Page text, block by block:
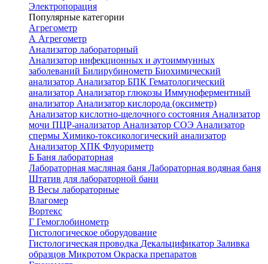
Электропорация
Популярные категории
Агрегометр
А Агрегометр
Анализатор лабораторный
Анализатор инфекционных и аутоиммунных
заболеваний Билирубинометр Биохимический
анализатор Анализатор БПК Гематологический
анализатор Анализатор глюкозы Иммуноферментный
анализатор Анализатор кислорода (оксиметр)
Анализатор кислотно-щелочного состояния Анализатор
мочи ПЦР-анализатор Анализатор СОЭ Анализатор
спермы Химико-токсикологический анализатор
Анализатор ХПК Флуориметр
Б Баня лабораторная
Лабораторная масляная баня Лабораторная водяная баня
Штатив для лабораторной бани
В Весы лабораторные
Влагомер
Вортекс
Г Гемоглобинометр
Гистологическое оборудование
Гистологическая проводка Декальцификатор Заливка
образцов Микротом Окраска препаратов